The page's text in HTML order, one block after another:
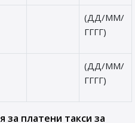
(ДД/ММ/
ГГГГ)
(ДД/ММ/
ГГГГ)
платени такси за